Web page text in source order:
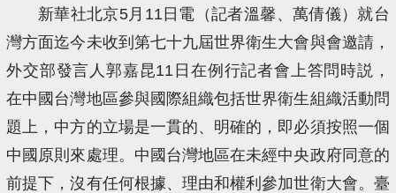
新華社北京5月11日電（記者溫馨、萬倩儀）就台
灣方面迄今未收到第七十九屆世界衛生大會與會邀請，
外交部發言人郭嘉昆11日在例行記者會上答問時説，
在中國台灣地區參與國際組織包括世界衛生組織活動問
題上，中方的立場是一貫的、明確的，即必須按照一個
中國原則來處理。中國台灣地區在未經中央政府同意的
前提下，沒有任何根據、理由和權利參加世衛大會。臺